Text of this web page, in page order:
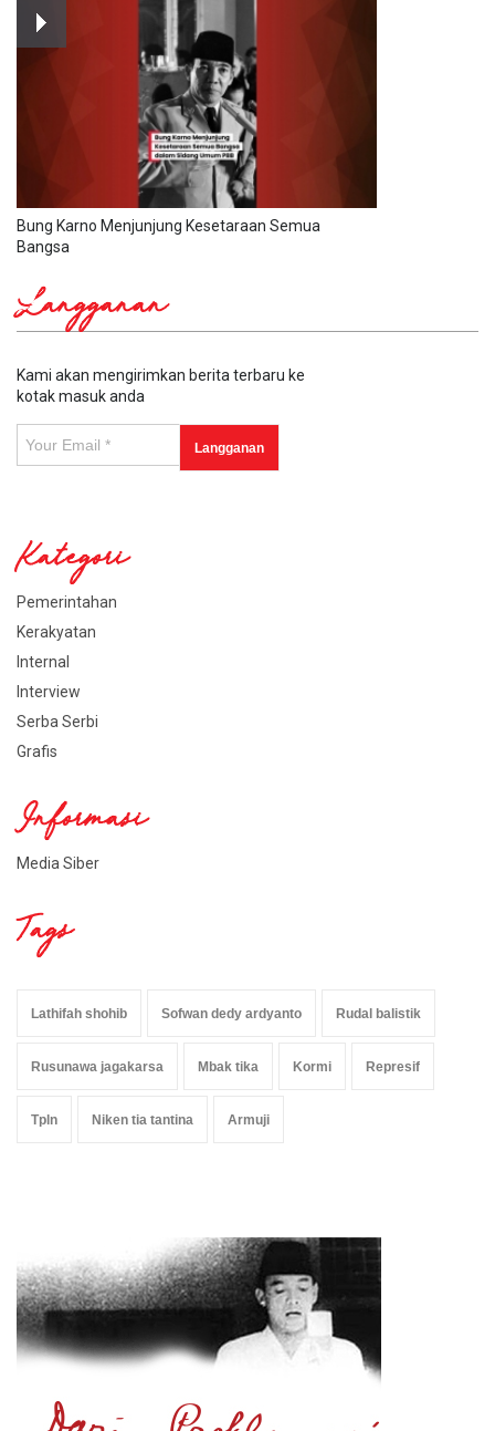
Bung Karno Menjunjung Kesetaraan Semua
Bangsa
Langganan
Kami akan mengirimkan berita terbaru ke
kotak masuk anda
Kategori
Pemerintahan
Kerakyatan
Internal
Interview
Serba Serbi
Grafis
Informasi
Media Siber
Tags
Lathifah shohib Sofwan dedy ardyanto Rudal balistik
Rusunawa jagakarsa Mbak tika Kormi Represif
Tpln Niken tia tantina Armuji